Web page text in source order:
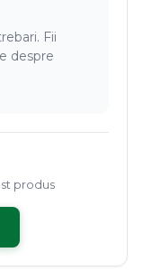
Fii
despre
produs